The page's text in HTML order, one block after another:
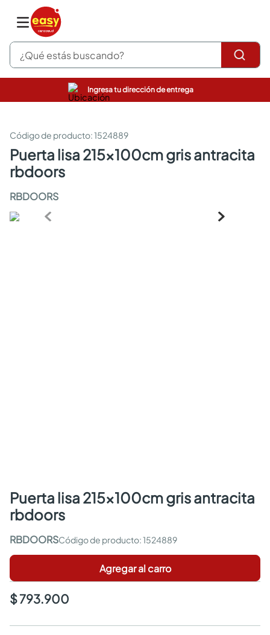
¿Qué estás buscando?
Ingresa tu dirección de entrega
:1524889
puerta lisa 215x100cm gris antracita
rbdoors
RBDOORS
puerta lisa 215x100cm gris antracita
rbdoors
RBDOORS :1524889
Agregar al carro
$ 793.900
pinturas
sanitarios
comedor
escritorio
armarios closet
comedores